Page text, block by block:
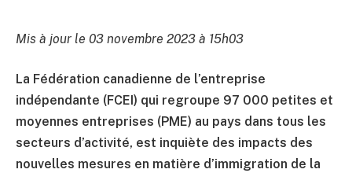
Mis à jour le 03 novembre 2023 à 15h03
La Fédération canadienne de l’entreprise
indépendante (FCEI) qui regroupe 97 000 petites et
moyennes entreprises (PME) au pays dans tous les
secteurs d’activité, est inquiète des impacts des
nouvelles mesures en matière d’immigration de la